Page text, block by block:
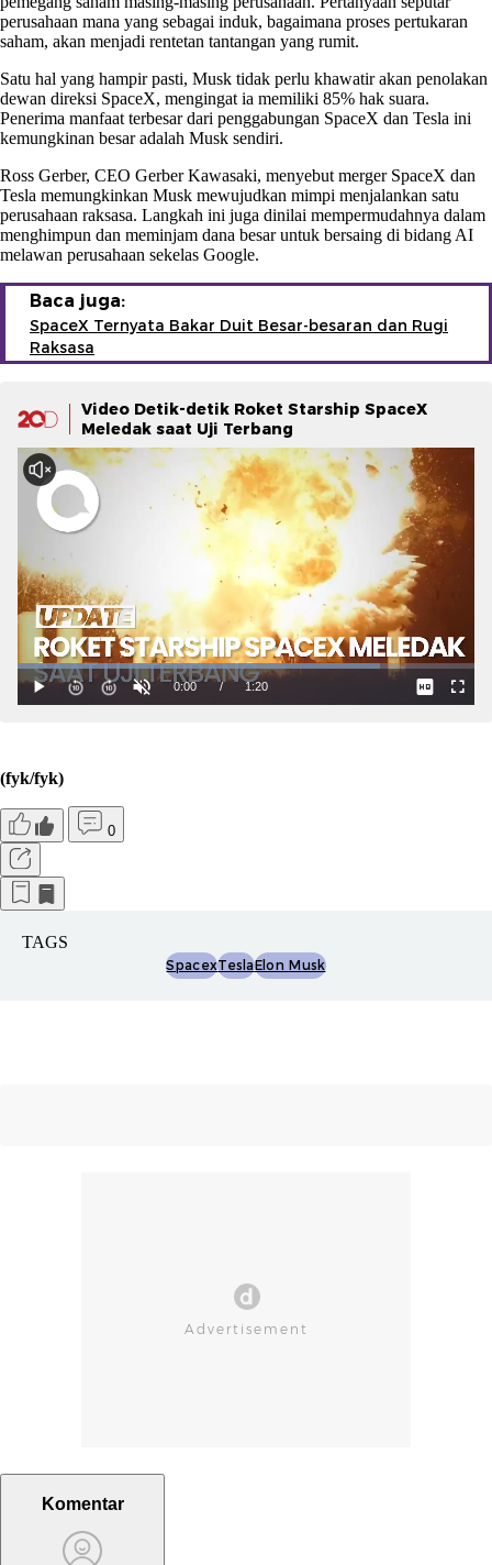
perusahaan mana yang sebagai induk, bagaimana proses pertukaran
saham, akan menjadi rentetan tantangan yang rumit.
Satu hal yang hampir pasti, Musk tidak perlu khawatir akan penolakan
dewan direksi SpaceX, mengingat ia memiliki 85% hak suara.
Penerima manfaat terbesar dari penggabungan SpaceX dan Tesla ini
kemungkinan besar adalah Musk sendiri.
Ross Gerber, CEO Gerber Kawasaki, menyebut merger SpaceX dan
Tesla memungkinkan Musk mewujudkan mimpi menjalankan satu
perusahaan raksasa. Langkah ini juga dinilai mempermudahnya dalam
menghimpun dan meminjam dana besar untuk bersaing di bidang AI
melawan perusahaan sekelas Google.
Baca juga:
SpaceX Ternyata Bakar Duit Besar-besaran dan Rugi
Raksasa
Video Detik-detik Roket Starship SpaceX
Meledak saat Uji Terbang
(fyk/fyk)
0
TAGS
SpacexTeslaElon Musk
Komentar